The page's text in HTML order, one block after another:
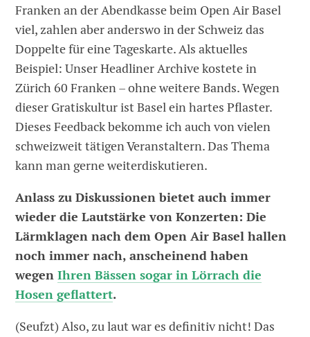
Franken an der Abendkasse beim Open Air Basel
viel, zahlen aber anderswo in der Schweiz das
Doppelte für eine Tageskarte. Als aktuelles
Beispiel: Unser Headliner Archive kostete in
Zürich 60 Franken – ohne weitere Bands. Wegen
dieser Gratiskultur ist Basel ein hartes Pflaster.
Dieses Feedback bekomme ich auch von vielen
schweizweit tätigen Veranstaltern. Das Thema
kann man gerne weiterdiskutieren.
Anlass zu Diskussionen bietet auch immer
wieder die Lautstärke von Konzerten: Die
Lärmklagen nach dem Open Air Basel hallen
noch immer nach, anscheinend haben
wegenIhren Bässen sogar in Lörrach die
Hosen geflattert.
(Seufzt) Also, zu laut war es definitiv nicht! Das